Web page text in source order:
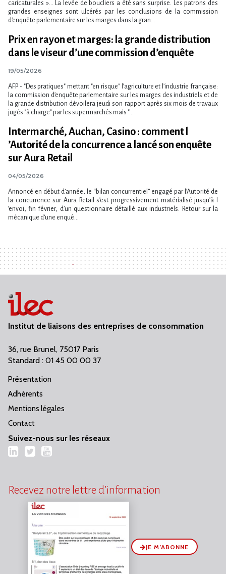
caricaturales »… La levée de boucliers a été sans surprise. Les patrons des
grandes enseignes sont ulcérés par les conclusions de la commission
d’enquête parlementaire sur les marges dans la gran...
Prix en rayon et marges: la grande distribution
dans le viseur d​‌’une commission d​‌’enquête
19/05/2026
AFP - "Des pratiques" mettant "en risque" l​‌’agriculture et l​‌’industrie française:
la commission d​‌’enquête parlementaire sur les marges des industriels et de
la grande distribution dévoilera jeudi son rapport après six mois de travaux
jugés "à charge" par les supermarchés mais "...
Intermarché, Auchan, Casino : comment l​
‌’Autorité de la concurrence a lancé son enquête
sur Aura Retail
04/05/2026
Annoncé en début d​‌’année, le “bilan concurrentiel” engagé par l​‌’Autorité de
la concurrence sur Aura Retail s​‌’est progressivement matérialisé jusqu​‌’à l​
‌’envoi, fin février, d​‌’un questionnaire détaillé aux industriels. Retour sur la
mécanique d​‌’une enquê...
Institut de liaisons des entreprises de consommation
36, rue Brunel, 75017 Paris
Standard : 01 45 00 00 37
Présentation
Adhérents
Mentions légales
Contact
Suivez-nous sur les réseaux
LinkedIn
TwitterYouTube
Recevez notre lettre d’information
JE M’ABONNE